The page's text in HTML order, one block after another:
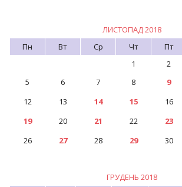
ЛИСТОПАД 2018
Пн
Вт Ср Чт Пт
1
2
5
6 7 8 9
12
13 14 15 16
19
20 21 22 23
26
27 28 29 30
ГРУДЕНЬ 2018